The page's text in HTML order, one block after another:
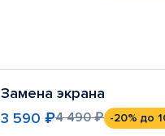
Замена экрана
3 590 ₽4 490 ₽ -20% до